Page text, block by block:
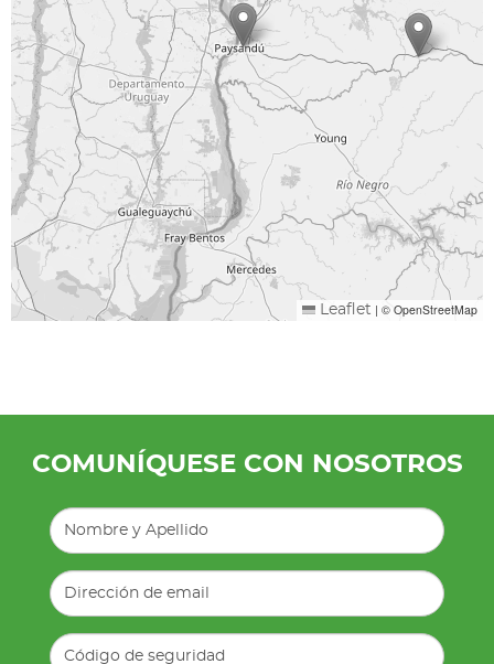
Leaflet | © OpenStreetMap
COMUNÍQUESE CON NOSOTROS